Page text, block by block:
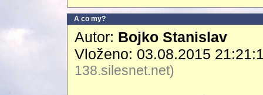
A co my?
Autor: Bojko Stanislav
Vloženo: 03.08.2015
138.silesnet.net)